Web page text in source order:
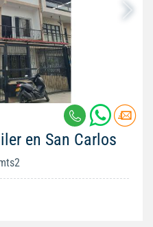
en San Carlos